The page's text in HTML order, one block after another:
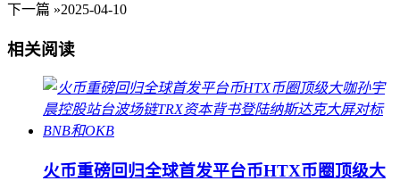
下一篇 »2025-04-10
相关阅读
火币重磅回归全球首发平台币HTX币圈顶级大